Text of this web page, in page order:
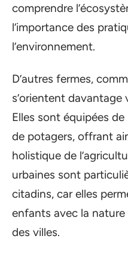
comprendre
l’importance des
l’environnement.
D’autres fermes,
s’orientent davantage
Elles sont équipées
de potagers, offrant
holistique de
urbaines sont
citadins, car elles
enfants avec la
des villes.